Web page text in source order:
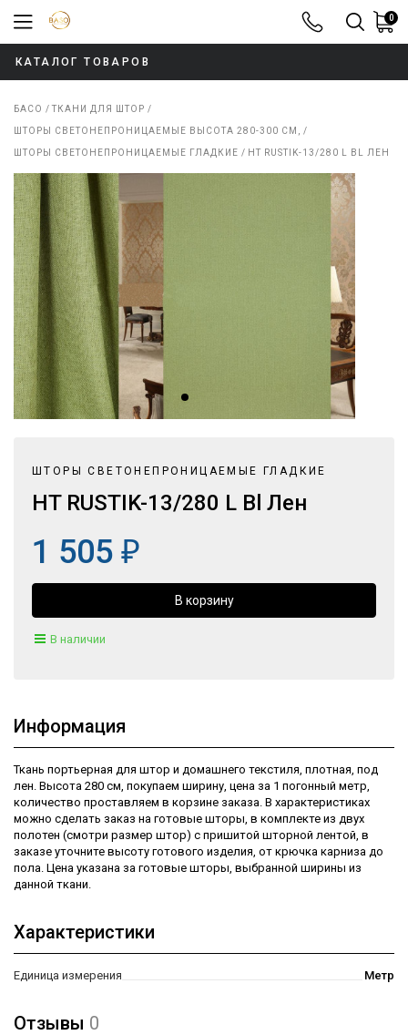
8-800-100-
0
КАТАЛОГ ТОВАРОВ
БАСО ТКАНИ ДЛЯ ШТОР
ШТОРЫ СВЕТОНЕПРОНИЦАЕМЫЕ ВЫСОТА 280-300 СМ,
ШТОРЫ СВЕТОНЕПРОНИЦАЕМЫЕ ГЛАДКИЕ HT RUSTIK-13/280 L BL ЛЕН
ШТОРЫ СВЕТОНЕПРОНИЦАЕМЫЕ ГЛАДКИЕ
HT RUSTIK-13/280 L Bl Лен
1 505 ₽
В наличии
Информация
Ткань портьерная для штор и домашнего текстиля, плотная, под
лен. Высота 280 см, покупаем ширину, цена за 1 погонный метр,
количество проставляем в корзине заказа. В характеристиках
можно сделать заказ на готовые шторы, в комплекте из двух
полотен (смотри размер штор) с пришитой шторной лентой, в
заказе уточните высоту готового изделия, от крючка карниза до
пола. Цена указана за готовые шторы, выбранной ширины из
данной ткани.
Характеристики
Единица измерения Метр
Отзывы 0